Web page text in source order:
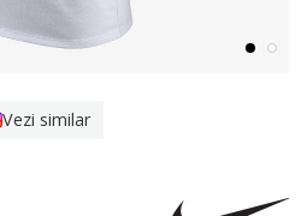
Vezi similar